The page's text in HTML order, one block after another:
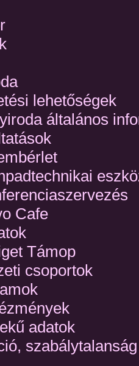
lehetőségek
általános
Cafe
Támop
csoportok
adatok